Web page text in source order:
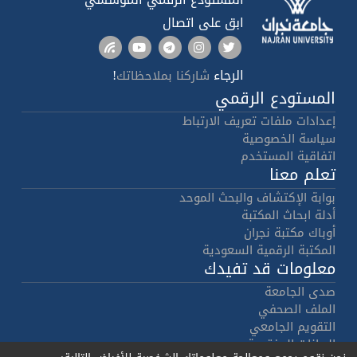
ابق على اتصال
الرجاء شاركنا بملاحظاتك!
المستودع الرقمي
إعدادات ملفات تعريف الارتباط
سياسة الخصوصية
اتفاقية المستخدم
تعلم معنا
بوابة الإكتشاف والبحث الموحد
أدلة ابحاث المكتبة
أوباك مكتبة نجران
المكتبة الرقمية السعودية
معلومات قد تفيدك
صدى الجامعة
الملف الصحفي
التقويم الجامعي
البيانات المفتوحة